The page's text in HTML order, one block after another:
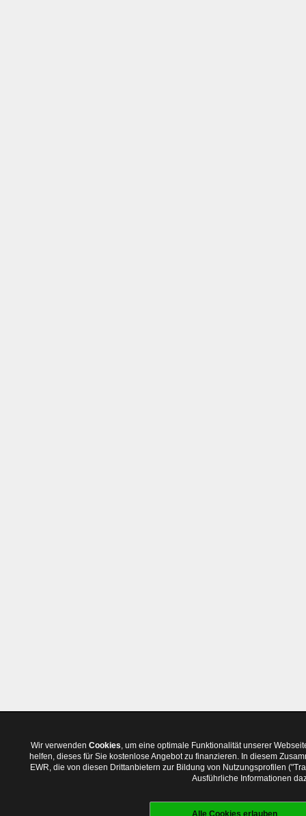
Wir verwenden Cookies, um eine optimale Funktionalität unserer
helfen, dieses für Sie kostenlose Angebot zu finanzieren. In diesem
EWR, die von diesen Drittanbietern zur Bildung von Nutzungsprofilen
Ausführliche Informationen
Alle Cookies erlauben